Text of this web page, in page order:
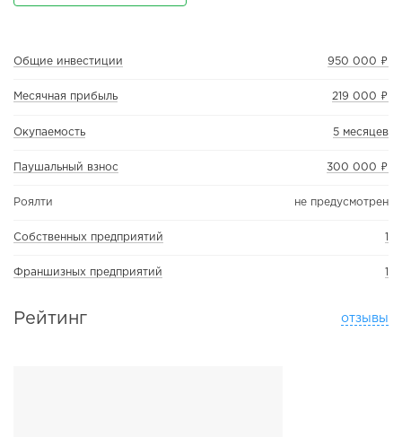
Общие инвестиции 950 000 ₽
Месячная прибыль 219 000 ₽
Окупаемость 5 месяцев
Паушальный взнос 300 000 ₽
Роялти не предусмотрен
Собственных предприятий 1
Франшизных предприятий 1
Рейтинг отзывы